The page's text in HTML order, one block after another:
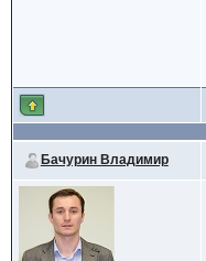
Бачурин Владимир